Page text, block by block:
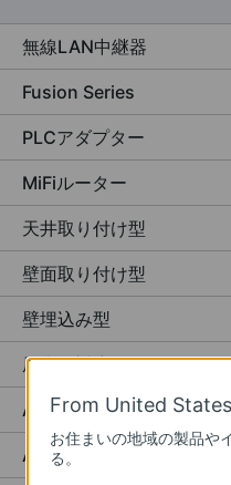
無線LAN中継器
Fusion Series
PLCアダプター
MiFiルーター
天井取り付け型
壁面取り付け型
壁埋込み型
屋内外対応
Access Plus
Aggregation
From United
お住まいの地域の製品や
る。